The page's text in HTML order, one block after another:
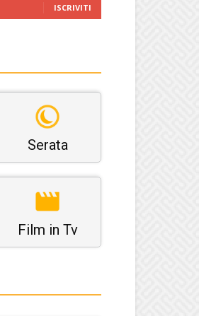
ISCRIVITI
Serata
Film in Tv